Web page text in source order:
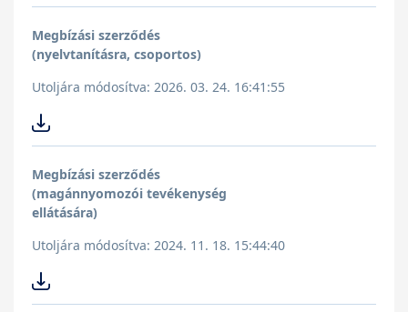
Megbízási szerződés
(nyelvtanításra, csoportos)
Utoljára módosítva: 2026. 03. 24. 16:41:55
Megbízási szerződés
(magánnyomozói tevékenység
ellátására)
Utoljára módosítva: 2024. 11. 18. 15:44:40